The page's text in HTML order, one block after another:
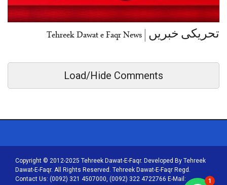
تحریکی خبریں | Tehreek Dawat e Faqr News
Load/Hide Comments
Copyright © 2012-2025 Tehreek Dawat-E-Faqr. Developed By Tehreek
Dawat-E-Faqr. All Rights Reserved. Tehreek Dawat-E-Faqr Regd.
Contact Us: (0092) 321 4507000, (0092) 322 4722766 E-Mail:
1